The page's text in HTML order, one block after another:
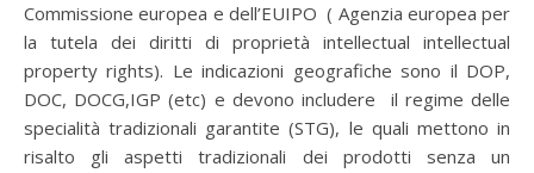
Commissione europea e dell’EUIPO ( Agenzia europea per
la tutela dei diritti di proprietà intellectual intellectual
property rights). Le indicazioni geografiche sono il DOP,
DOC, DOCG,IGP (etc) e devono includere il regime delle
specialità tradizionali garantite (STG), le quali mettono in
risalto gli aspetti tradizionali dei prodotti senza un